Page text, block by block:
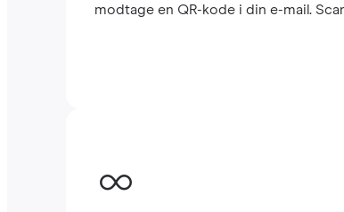
modtage en QR-kode i din e-mail.